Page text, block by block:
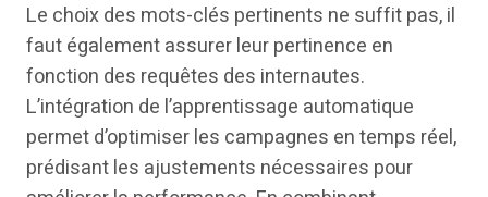
Le choix des mots-clés pertinents ne suffit pas, il
faut également assurer leur pertinence en
fonction des requêtes des internautes.
L’intégration de l’apprentissage automatique
permet d’optimiser les campagnes en temps réel,
prédisant les ajustements nécessaires pour